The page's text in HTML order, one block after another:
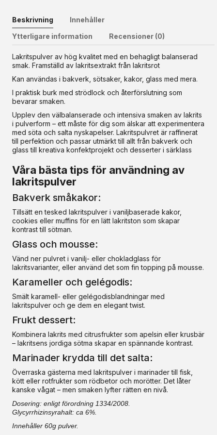
Beskrivning
Innehåller
Ytterligare information
Recensioner (0)
Lakritspulver av hög kvalitet med en behagligt balanserad
smak. Framställd av lakritsextrakt från lakritsrot
Kan användas i bakverk, sötsaker, kakor, glass med mera.
I praktisk burk med strödlock och återförslutning som
bevarar smaken.
Upplev den välbalanserade och intensiva smaken av lakrits
i pulverform – ett måste för dig som älskar att experimentera
med söta och salta nyskapelser. Lakritspulvret är raffinerat
till perfektion och passar utmärkt till allt från bakverk och
glass till kreativa konfektprojekt och desserter i särklass
Våra bästa tips för användning av
lakritspulver
Bakverk småkakor:
Tillsätt en tesked lakritspulver i vaniljbaserade kakor,
cookies eller muffins för en lätt lakritston som skapar
kontrast till sötman.
Glass och mousse:
Vänd ner pulvret i vanilj- eller chokladglass för
lakritsvarianter, eller använd det som fin topping på mousse.
Karameller och gelégodis:
Smält karamell- eller gelégodisblandningar med
lakritspulver och ge dem en elegant twist.
Frukt dessert:
Kombinera lakrits med citrusfrukter som apelsin eller krusbär
– lakritsens jordiga sötma skapar en spännande kontrast.
Marinader krydda till det salta:
Överraska gästerna med lakritspulver i marinader till fisk,
kött eller rotfrukter som rödbetor och morötter. Det låter
kanske vågat – men smaken lyfter rätten en nivå.
Dosering: enligt förordning 1334/2008.
Glycyrrhizinsyrahalt: ca 6%.
Innehåller 60g pulver.